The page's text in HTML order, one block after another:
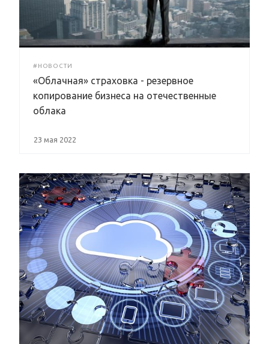
#НОВОСТИ
«Облачная» страховка - резервное
копирование бизнеса на отечественные
облака
23 мая 2022